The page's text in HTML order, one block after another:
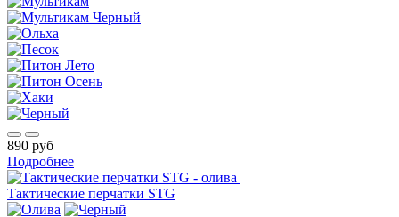
890 руб
Подробнее
Тактические перчатки STG